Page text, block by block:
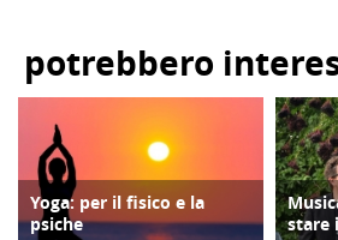
potrebbero
BENESSERE/LIFESTYLE
Yoga: per il fisico e la
psiche
stare